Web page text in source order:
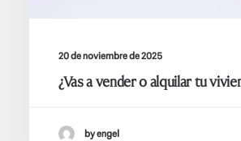
20 de noviembre de 2025
¿Vas a vender o alquilar tu
by engel